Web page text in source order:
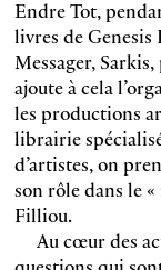
Endre Tot,
livres de
Messager,
ajoute à cela
les productions
librairie
d’artistes, on
son rôle dans le
Filliou.
Au cœur des